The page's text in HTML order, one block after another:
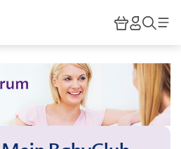
HiPP